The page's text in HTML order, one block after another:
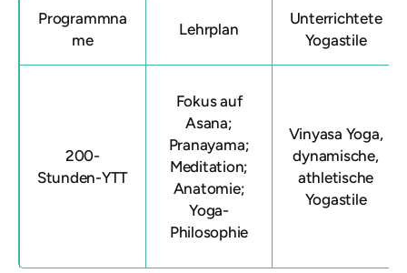
Programmna
me
Lehrplan
Unterrichtete
Yogastile
200-
Stunden-YTT
Fokus auf
Asana;
Pranayama;
Meditation;
Anatomie;
Yoga-
Philosophie
Vinyasa Yoga,
dynamische,
athletische
Yogastile